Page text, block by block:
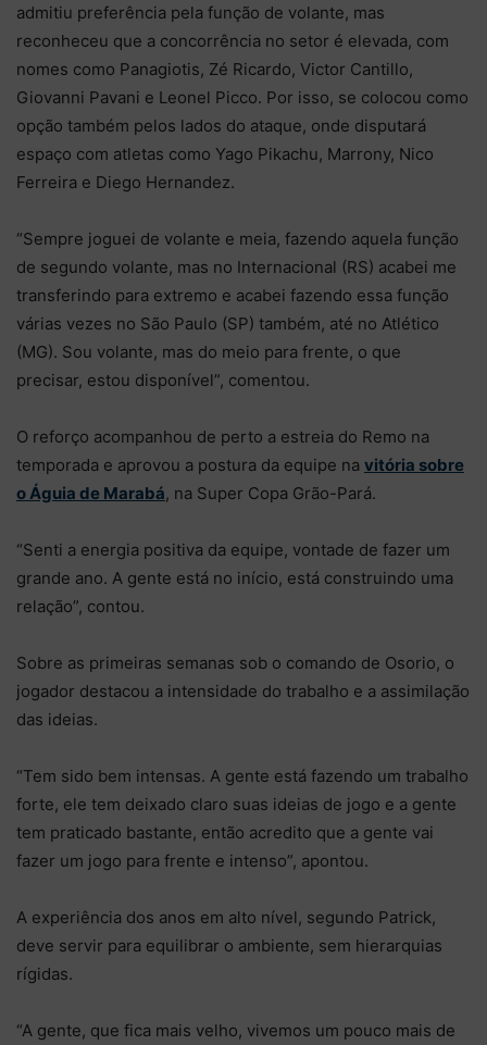
admitiu preferência pela função de volante, mas
reconheceu que a concorrência no setor é elevada, com
nomes como Panagiotis, Zé Ricardo, Victor Cantillo,
Giovanni Pavani e Leonel Picco. Por isso, se colocou como
opção também pelos lados do ataque, onde disputará
espaço com atletas como Yago Pikachu, Marrony, Nico
Ferreira e Diego Hernandez.
“Sempre joguei de volante e meia, fazendo aquela função
de segundo volante, mas no Internacional (RS) acabei me
transferindo para extremo e acabei fazendo essa função
várias vezes no São Paulo (SP) também, até no Atlético
(MG). Sou volante, mas do meio para frente, o que
precisar, estou disponível”, comentou.
O reforço acompanhou de perto a estreia do Remo na
temporada e aprovou a postura da equipe na vitória sobre
o Águia de Marabá, na Super Copa Grão-Pará.
“Senti a energia positiva da equipe, vontade de fazer um
grande ano. A gente está no início, está construindo uma
relação”, contou.
Sobre as primeiras semanas sob o comando de Osorio, o
jogador destacou a intensidade do trabalho e a assimilação
das ideias.
“Tem sido bem intensas. A gente está fazendo um trabalho
forte, ele tem deixado claro suas ideias de jogo e a gente
tem praticado bastante, então acredito que a gente vai
fazer um jogo para frente e intenso”, apontou.
A experiência dos anos em alto nível, segundo Patrick,
deve servir para equilibrar o ambiente, sem hierarquias
rígidas.
“A gente, que fica mais velho, vivemos um pouco mais de